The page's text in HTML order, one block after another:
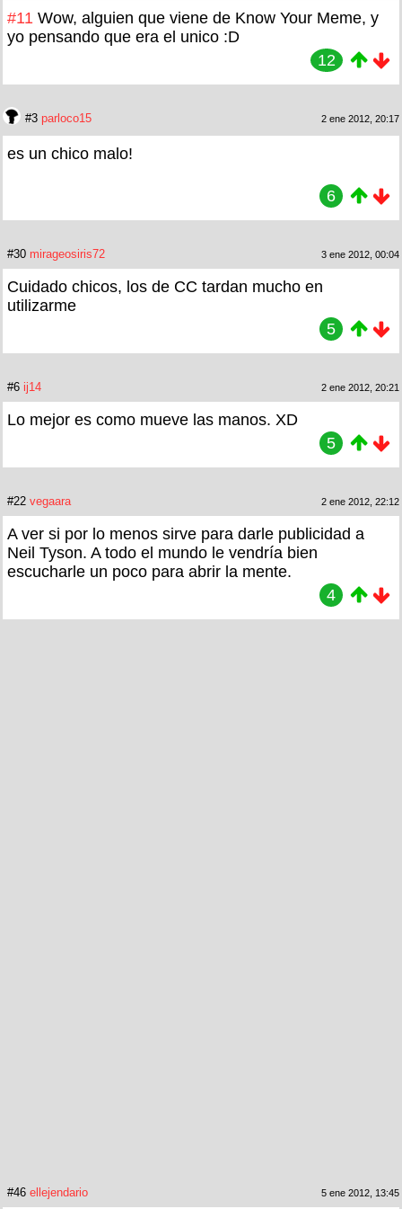
#11 Wow, alguien que viene de Know Your Meme, y
yo pensando que era el unico :D
12
#3 parloco15 2 ene 2012, 20:17
es un chico malo!
6
#30 mirageosiris72 3 ene 2012, 00:04
Cuidado chicos, los de CC tardan mucho en
utilizarme
5
#6 ij14 2 ene 2012, 20:21
Lo mejor es como mueve las manos. XD
5
#22 vegaara 2 ene 2012, 22:12
A ver si por lo menos sirve para darle publicidad a
Neil Tyson. A todo el mundo le vendría bien
escucharle un poco para abrir la mente.
4
#46 ellejendario 5 ene 2012, 13:45